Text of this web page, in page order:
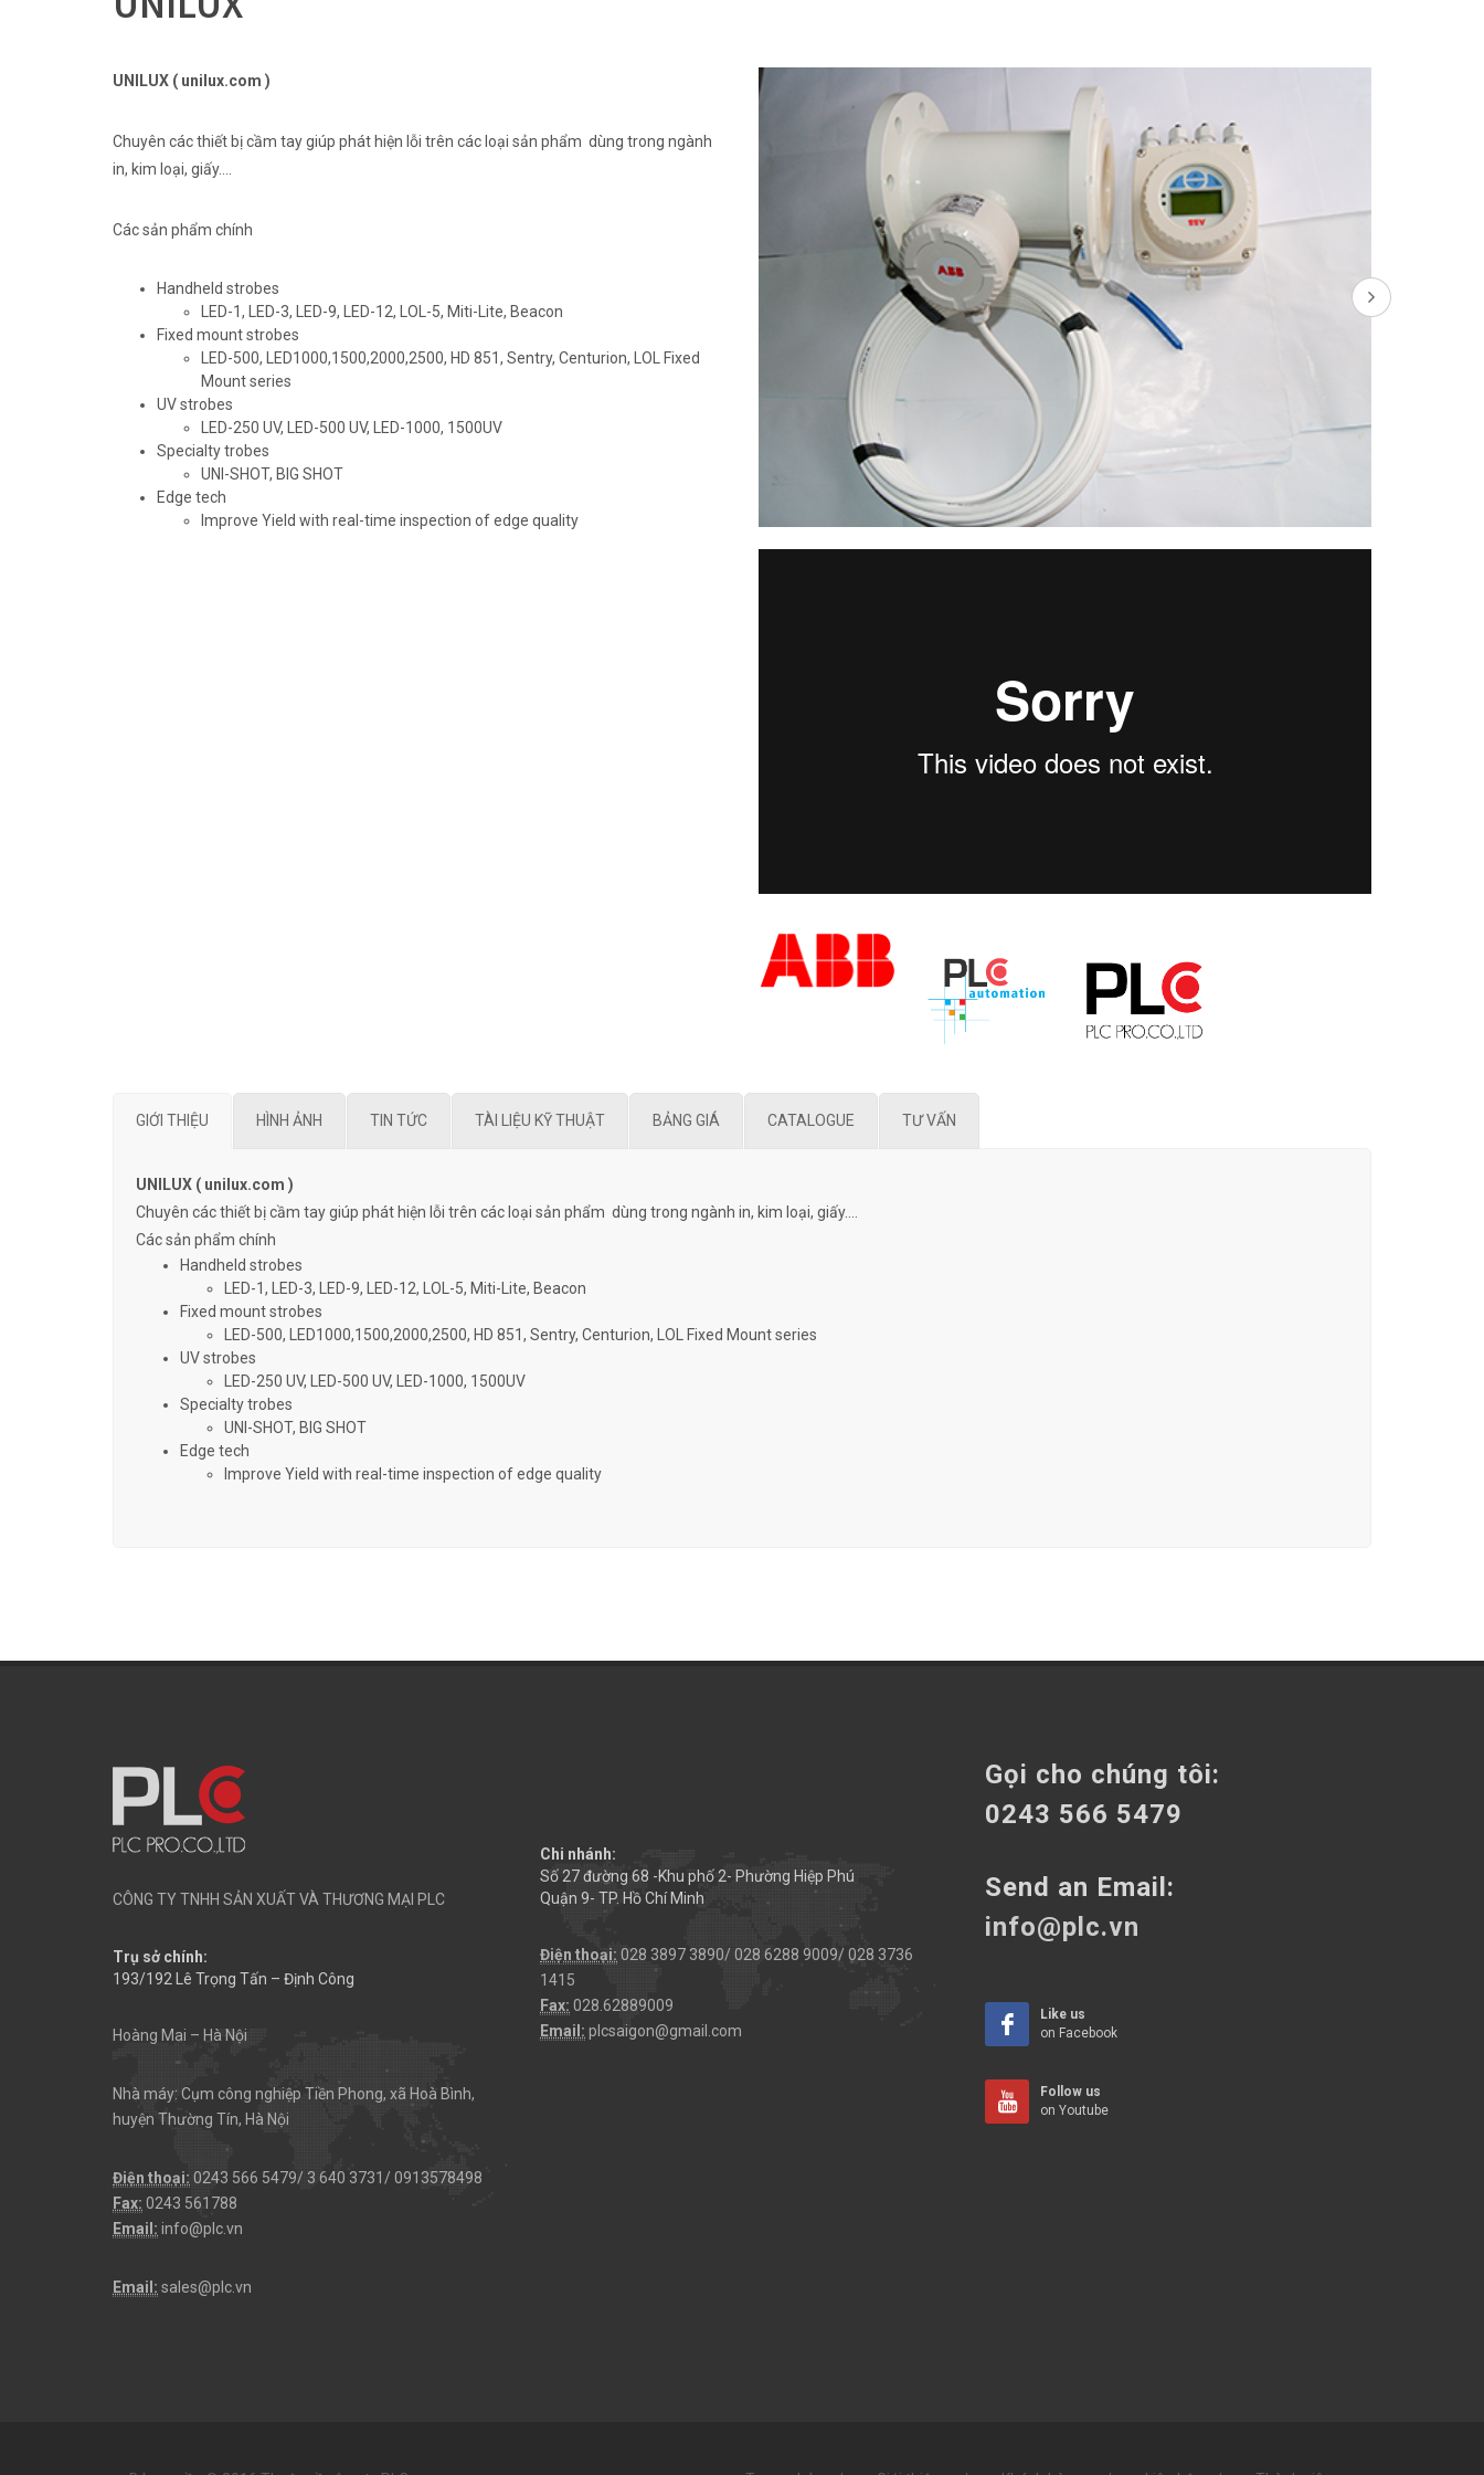
UNILUX ( unilux.com )
Chuyên các thiết bị cầm tay giúp phát hiện lỗi trên các loại sản phẩm dùng trong ngành
in, kim loại, giấy….
Các sản phẩm chính
Handheld strobes
LED-1, LED-3, LED-9, LED-12, LOL-5, Miti-Lite, Beacon
Fixed mount strobes
LED-500, LED1000,1500,2000,2500, HD 851, Sentry, Centurion, LOL Fixed
Mount series
UV strobes
LED-250 UV, LED-500 UV, LED-1000, 1500UV
Specialty trobes
UNI-SHOT, BIG SHOT
Edge tech
Improve Yield with real-time inspection of edge quality
GIỚI THIỆU HÌNH ẢNH TIN TỨC TÀI LIỆU KỸ THUẬT BẢNG GIÁ CATALOGUE TƯ VẤN
UNILUX ( unilux.com )
Chuyên các thiết bị cầm tay giúp phát hiện lỗi trên các loại sản phẩm dùng trong ngành in, kim loại, giấy….
Các sản phẩm chính
Handheld strobes
LED-1, LED-3, LED-9, LED-12, LOL-5, Miti-Lite, Beacon
Fixed mount strobes
LED-500, LED1000,1500,2000,2500, HD 851, Sentry, Centurion, LOL Fixed Mount series
UV strobes
LED-250 UV, LED-500 UV, LED-1000, 1500UV
Specialty trobes
UNI-SHOT, BIG SHOT
Edge tech
Improve Yield with real-time inspection of edge quality
CÔNG TY TNHH SẢN XUẤT VÀ THƯƠNG MẠI PLC
Trụ sở chính:
193/192 Lê Trọng Tấn – Định Công
Hoàng Mai – Hà Nội
Nhà máy: Cụm công nghiệp Tiền Phong, xã Hoà Bình,
huyện Thường Tín, Hà Nội
Điện thoại: 0243 566 5479/ 3 640 3731/ 0913578498
Fax: 0243 561788
Email: info@plc.vn
Email: sales@plc.vn
Chi nhánh:
Số 27 đường 68 -Khu phố 2- Phường Hiệp Phú
Quận 9- TP. Hồ Chí Minh
Điện thoại: 028 3897 3890/ 028 6288 9009/ 028 3736
1415
Fax: 028.62889009
Email: plcsaigon@gmail.com
Gọi cho chúng tôi:
0243 566 5479
Send an Email:
info@plc.vn
Like us
on Facebook
Follow us
on Youtube